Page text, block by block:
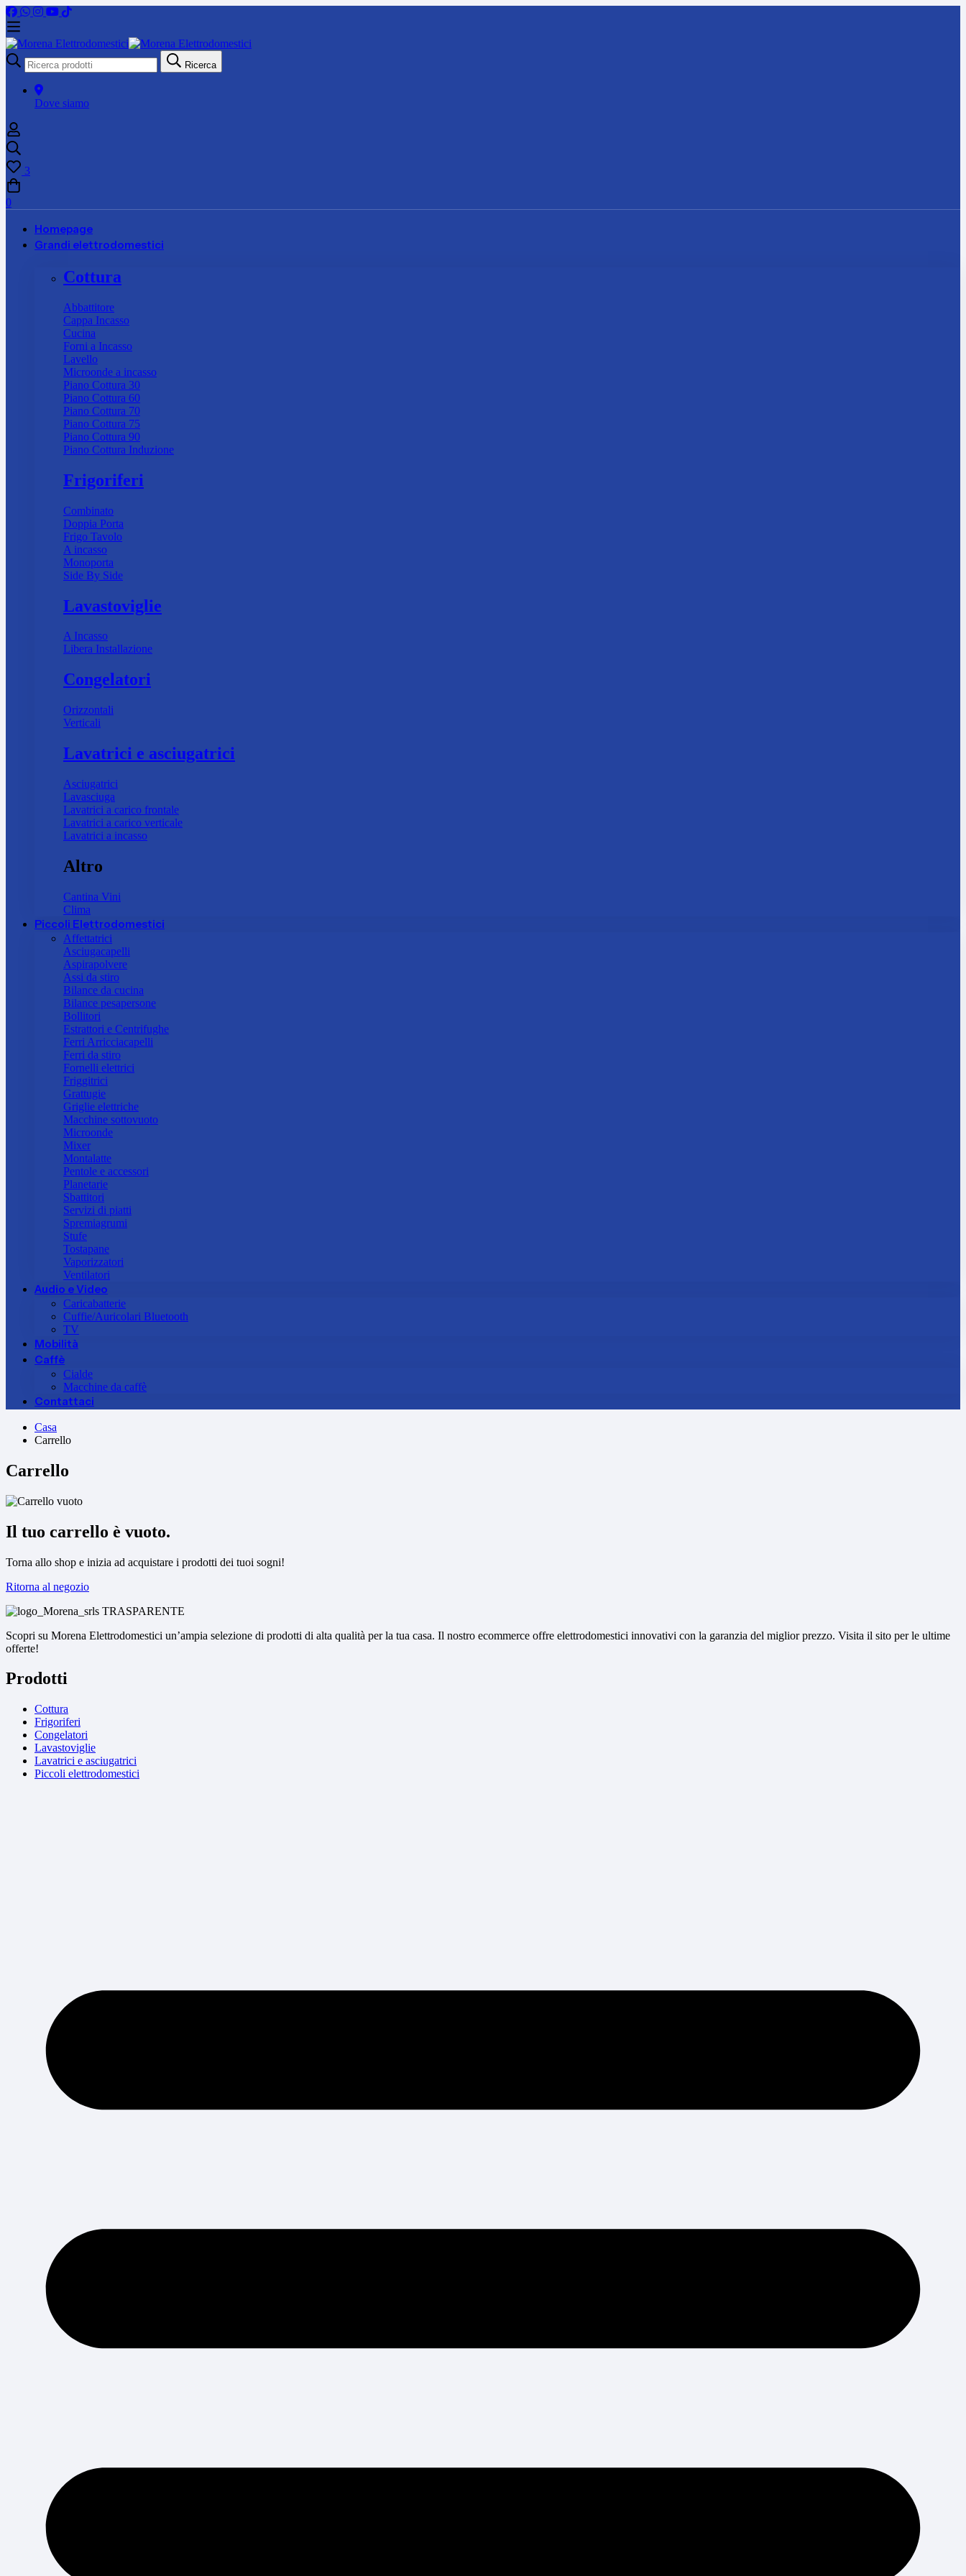
Ricerca
per:
Ricerca
Dove siamo
3
0
Homepage
Grandi elettrodomestici
Cottura
Abbattitore
Cappa Incasso
Cucina
Forni a Incasso
Lavello
Microonde a incasso
Piano Cottura 30
Piano Cottura 60
Piano Cottura 70
Piano Cottura 75
Piano Cottura 90
Piano Cottura Induzione
Frigoriferi
Combinato
Doppia Porta
Frigo Tavolo
A incasso
Monoporta
Side By Side
Lavastoviglie
A Incasso
Libera Installazione
Congelatori
Orizzontali
Verticali
Lavatrici e asciugatrici
Asciugatrici
Lavasciuga
Lavatrici a carico frontale
Lavatrici a carico verticale
Lavatrici a incasso
Altro
Cantina Vini
Clima
Piccoli Elettrodomestici
Affettatrici
Asciugacapelli
Aspirapolvere
Assi da stiro
Bilance da cucina
Bilance pesapersone
Bollitori
Estrattori e Centrifughe
Ferri Arricciacapelli
Ferri da stiro
Fornelli elettrici
Friggitrici
Grattugie
Griglie elettriche
Macchine sottovuoto
Microonde
Mixer
Montalatte
Pentole e accessori
Planetarie
Sbattitori
Servizi di piatti
Spremiagrumi
Stufe
Tostapane
Vaporizzatori
Ventilatori
Audio e Video
Caricabatterie
Cuffie/Auricolari Bluetooth
TV
Mobilità
Caffè
Cialde
Macchine da caffè
Contattaci
Casa
Carrello
Carrello
Carrello
Il tuo carrello è vuoto.
Torna allo shop e inizia ad acquistare i prodotti dei tuoi sogni!
Ritorna al negozio
Scopri su Morena Elettrodomestici un’ampia selezione di prodotti di alta qualità per la tua casa. Il nostro ecommerce offre elettrodomestici innovativi con la garanzia del miglior prezzo. Visita il sito per le ultime
offerte!
Prodotti
Cottura
Frigoriferi
Congelatori
Lavastoviglie
Lavatrici e asciugatrici
Piccoli elettrodomestici